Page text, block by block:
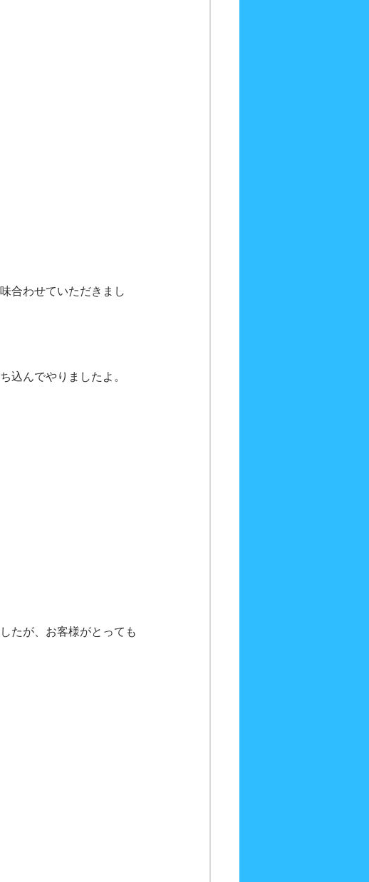
合わせていただきまし
込んでやりましたよ。
たが、お客様がとっても